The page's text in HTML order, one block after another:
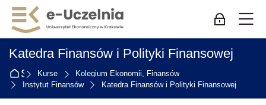
Skip to navigation
Skip to login form
Zum Hauptinhalt
Skip to accessibility options
Skip to footer
Skip accessibility options
Log-in für
Katedra Finansów i Polityki Finansowej
Startseite
Kurse
Kolegium Ekonomii, Finansów
Instytut Finansów
Katedra Finansów i Polityki Finansowej